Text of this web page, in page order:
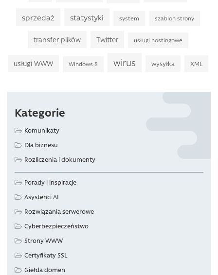
sprzedaż statystyki system szablon strony
transfer plików Twitter usługi hostingowe
usługi WWW Windows 8 wirus wysyłka XML
Kategorie
Komunikaty
Dla biznesu
Rozliczenia i dokumenty
Porady i inspiracje
Asystenci AI
Rozwiązania serwerowe
Cyberbezpieczeństwo
Strony WWW
Certyfikaty SSL
Giełda domen